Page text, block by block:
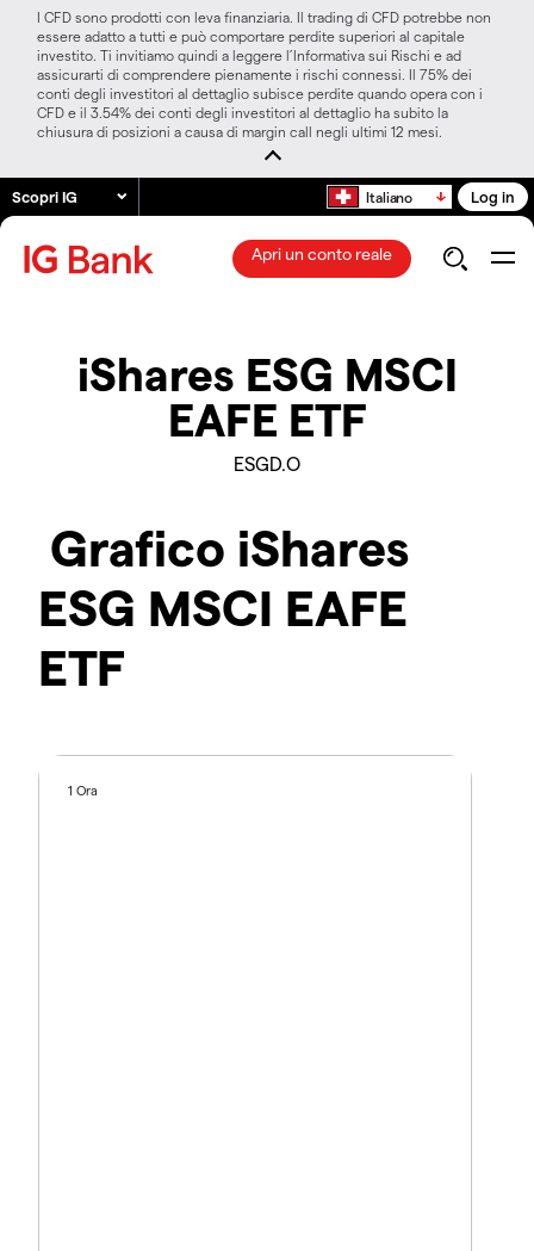
I CFD sono prodotti con leva finanziaria. Il trading di CFD potrebbe non
essere adatto a tutti e può comportare perdite superiori al capitale
investito. Ti invitiamo quindi a leggere l’Informativa sui Rischi e ad
assicurarti di comprendere pienamente i rischi connessi. Il 75% dei
conti degli investitori al dettaglio subisce perdite quando opera con i
CFD e il 3.54% dei conti degli investitori al dettaglio ha subito la
chiusura di posizioni a causa di margin call negli ultimi 12 mesi.
Scopri IG Italiano Log in
Apri un conto reale
iShares ESG MSCI
EAFE ETF
ESGD.O
Grafico iShares
ESG MSCI EAFE
ETF
1 Ora